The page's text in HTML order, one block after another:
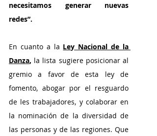
necesitamos generar nuevas
redes”.
En cuanto a la Ley Nacional de la
Danza, la lista sugiere posicionar al
gremio a favor de esta ley de
fomento, abogar por el resguardo
de les trabajadores, y colaborar en
la nominación de la diversidad de
las personas y de las regiones. Que